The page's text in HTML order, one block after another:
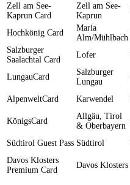
Zell am See-
Kaprun Card
Zell am See-
Kaprun
Hochkönig Card
Maria
Alm/Mühlbach
Salzburger
Saalachtal Card
Lofer
LungauCard
Salzburger
Lungau
AlpenweltCard
Karwendel
KönigsCard
Allgäu, Tirol
& Oberbayern
Südtirol Guest Pass Südtirol
Davos Klosters
Premium Card
Davos Klosters